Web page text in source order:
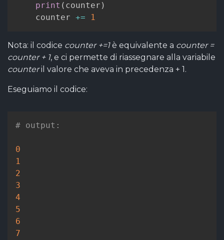
print ( counter )
    counter
+= 1
Nota: il codice counter +=1è equivalente a counter =
counter + 1, e ci permette di riassegnare alla variabile
counteril valore che aveva in precedenza + 1.
Eseguiamo il codice:
# output:
0
1
2
3
4
5
6
7